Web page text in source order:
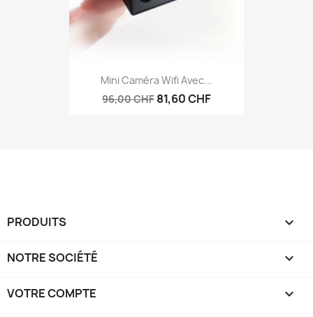
Mini Caméra Wifi Avec...
96,00 CHF 81,60 CHF
PRODUITS 
NOTRE SOCIÉTÉ 
VOTRE COMPTE 